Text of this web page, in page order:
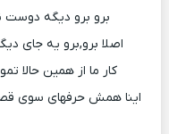
برو برو دیگه دوست
اصلا برو,برو یه جای
کار ما از همین
اینا همش حرفهای سوی